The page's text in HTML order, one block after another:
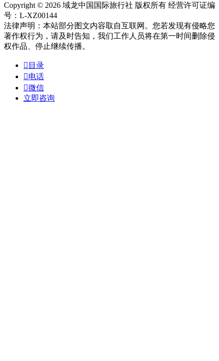
Copyright © 2026 域龙中国国际旅行社 版权所有 经营许可证编
号：L-XZ00144
法律声明：本站部分图文内容取自互联网。您若发现有侵略您
著作权行为，请及时告知，我们工作人员将在第一时间删除侵
权作品、停止继续传播。
 目录
电话
微信
立即咨询